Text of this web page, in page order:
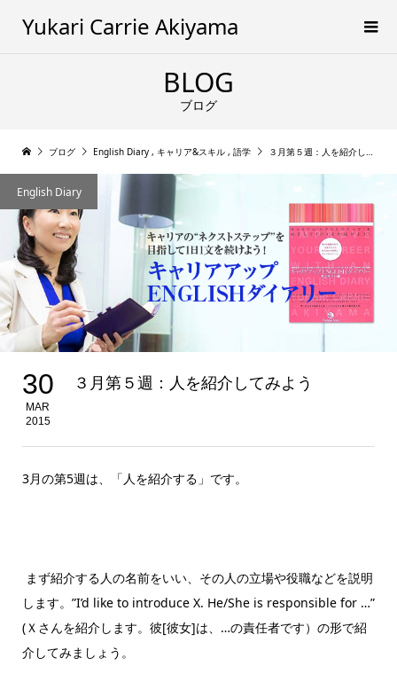
Yukari Carrie Akiyama
BLOG
ブログ
ブログ English Diary , キャリア&スキル , 語学 ３月第５週：人を紹介してみよう
English Diary
30
MAR
2015
３月第５週：人を紹介してみよう
3月の第5週は、「人を紹介する」です。
まず紹介する人の名前をいい、その人の立場や役職などを説明
します。”I’d like to introduce X. He/She is responsible for …”
(Ｘさんを紹介します。彼[彼女]は、…の責任者です）の形で紹
介してみましょう。